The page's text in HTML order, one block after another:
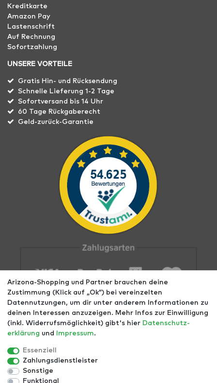
Kreditkarte
Amazon Pay
Lastenschrift
Auf Rechnung
Sofortzahlung
UNSERE VORTEILE
Gratis Hin- und Rücksendung
Schnelle Lieferung 1-2 Tage
Sofortversand bis 14 Uhr
60 Tage Rückgaberecht
Geld-zurück-Garantie
Impressum AGB Datenschutz
Arizona-Shopping und Partner brauchen deine
Zustimmung (Klick auf „Ok”) bei vereinzelten
Datennutzungen, um dir unter anderem Informationen zu
deinen Interessen anzuzeigen. Mehr Infos zur Einwilligung
(inkl. Widerrufsmöglichkeit) gibt's hier Daten­schutz­
erklärung und Impressum.
Essenziell
Zahlungsdienstleister
Sonstige
Funktional